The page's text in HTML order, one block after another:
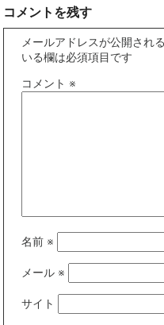
コメントを残す
メールアドレスが公開され
いる欄は必須項目です
コメント ※
名前 ※
メール ※
サイト